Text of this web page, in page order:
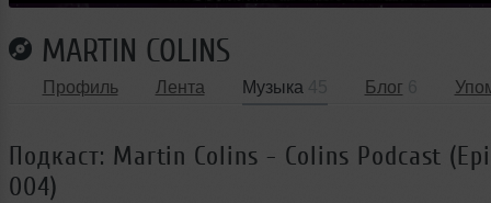
MARTIN COLINS
Профиль Лента Музыка Блог
Подкаст: Martin Colins - Colins Podcast
004)